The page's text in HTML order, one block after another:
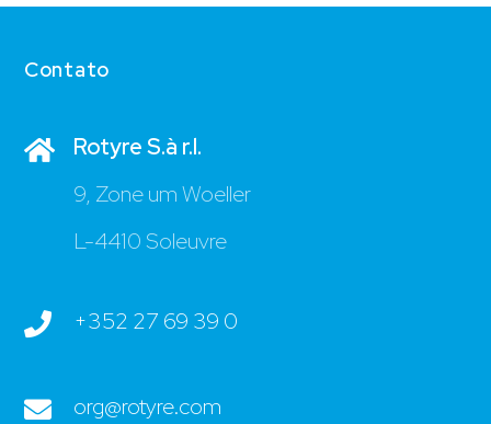
Contato
Rotyre S.à r.l.
9, Zone um Woeller
L-4410 Soleuvre
+352 27 69 39 0
org@rotyre.com